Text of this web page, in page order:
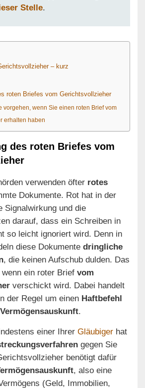
Stelle.
– kurz
roten Briefes vom Gerichtsvollzieher
vorgehen, wenn Sie einen roten Brief vom
erhalten haben
des roten Briefes vom
verwenden öfter rotes
Dokumente. Rot hat in der
Signalwirkung und die
darauf, dass ein Schreiben in
so leicht ignoriert wird. Denn in
diese Dokumente dringliche
, die keinen Aufschub dulden. Das
ein roter Brief vom
verschickt wird. Dabei handelt
der Regel um einen Haftbefehl
.
einer Ihrer Gläubiger hat
gegen Sie
benötigt dafür
, also eine
(Geld, Immobilien,